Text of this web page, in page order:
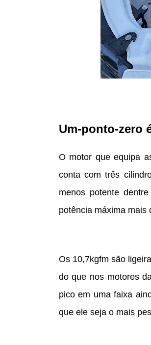
Um-ponto-zero
O motor que equipa
conta com três
menos potente
potência máxima mais
Os 10,7kgfm são
do que nos motores
pico em uma faixa
que ele seja o mais